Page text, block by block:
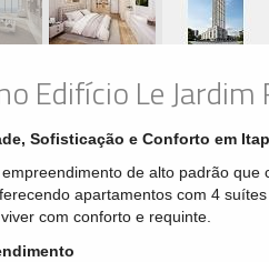
Edifício Le
Sofisticação e Conforto em
de alto padrão
apartamentos com 4
com conforto e requinte.